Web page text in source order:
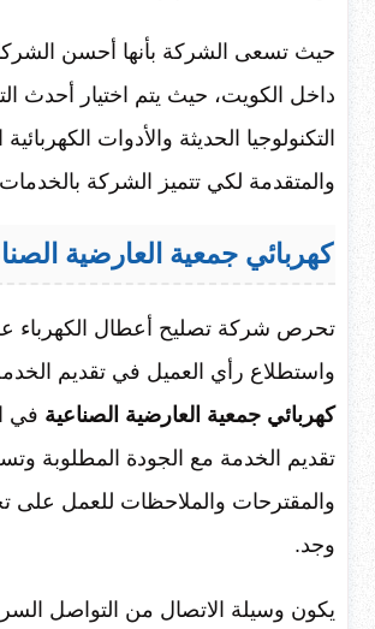
حيث تسعى الشركة بأنها أحسن
داخل الكويت، حيث يتم اختيار أحدث
التكنولوجيا الحديثة والأدوات
والمتقدمة لكي تتميز الشركة
كهربائي جمعية العارضية
تحرص شركة تصليح أعطال الكهرباء
واستطلاع رأي العميل في تقديم
كهربائي جمعية العارضية الصناعية في
تقديم الخدمة مع الجودة المطلوبة
والمقترحات والملاحظات للعمل على
وجد.
يكون وسيلة الاتصال من التواصل